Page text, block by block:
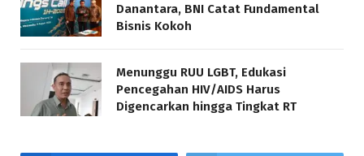
Danantara, BNI Catat Fundamental
Bisnis Kokoh
Menunggu RUU LGBT, Edukasi
Pencegahan HIV/AIDS Harus
Digencarkan hingga Tingkat RT